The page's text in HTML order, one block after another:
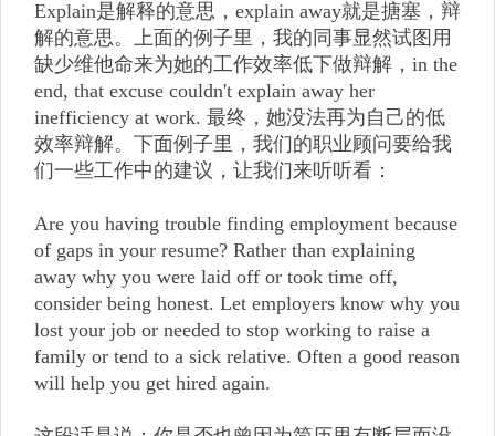
Explain是解释的意思，explain away就是搪塞，辩
解的意思。上面的例子里，我的同事显然试图用
缺少维他命来为她的工作效率低下做辩解，in the
end, that excuse couldn't explain away her
inefficiency at work. 最终，她没法再为自己的低
效率辩解。下面例子里，我们的职业顾问要给我
们一些工作中的建议，让我们来听听看：
Are you having trouble finding employment because
of gaps in your resume? Rather than explaining
away why you were laid off or took time off,
consider being honest. Let employers know why you
lost your job or needed to stop working to raise a
family or tend to a sick relative. Often a good reason
will help you get hired again.